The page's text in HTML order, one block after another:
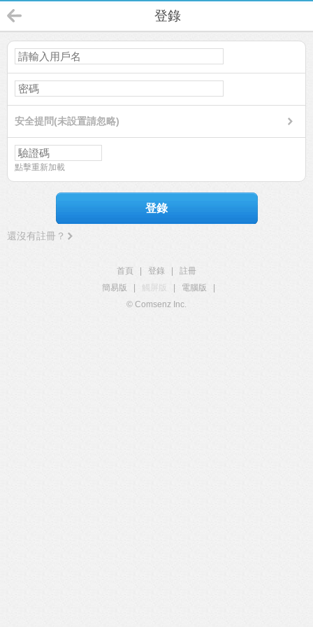
登錄
安全提問(未設置請忽略)
點擊重新加載
登錄
還沒有註冊？
首頁 登錄
註冊
簡易版
觸屏版 電腦版
© Comsenz Inc.